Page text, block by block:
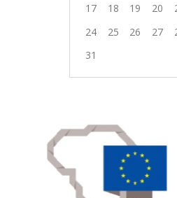
17
18 19 20
24
25 26 27
31